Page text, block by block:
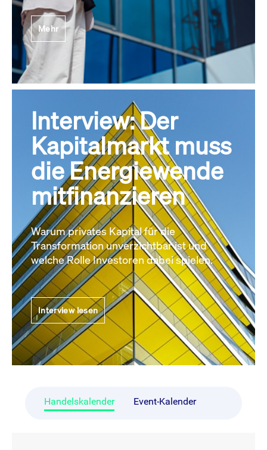
Mehr
Interview: Der
Kapitalmarkt muss
die Energiewende
mitfinanzieren
Warum privates Kapital für die
Transformation unverzichtbar ist und
welche Rolle Investoren dabei spielen.
Interview lesen
Handelskalender Event-Kalender